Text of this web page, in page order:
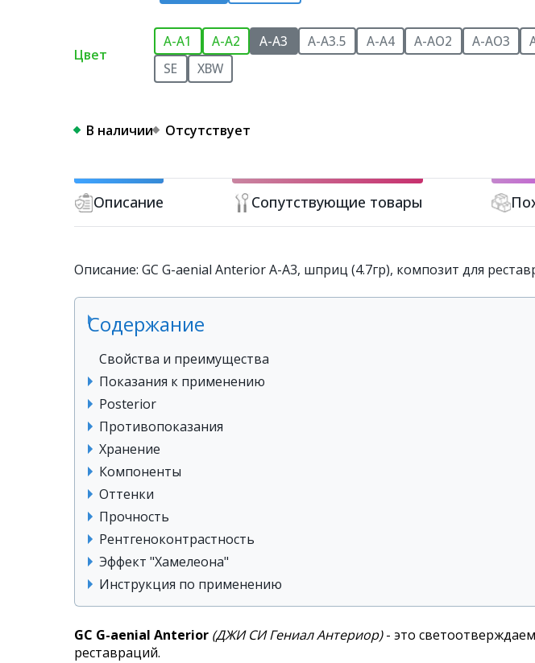
Цвет
A-A1 A-A2 A-A3 A-A3.5 A-A4 A-AO2 A-AO3
SE
XBW
В наличии Отсутствует
Описание Сопутствующие товары
Описание: GC G-aenial Anterior A-A3, шприц (4.7гр), композит для
Содержание
Свойства и преимущества
Показания к применению
Posterior
Противопоказания
Хранение
Компоненты
Оттенки
Прочность
Рентгеноконтрастность
Эффект "Хамелеона"
Инструкция по применению
GC G-aenial Anterior (ДЖИ СИ Гениал Антериор)- это
реставраций.